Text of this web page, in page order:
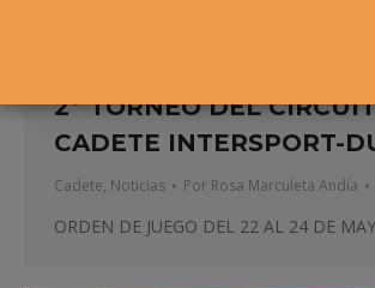
2º TORNEO DEL
CADETE INTERSPORT-
Cadete, Noticias Por Rosa Marculeta Andía
ORDEN DE JUEGO DEL 22 AL 24 DE